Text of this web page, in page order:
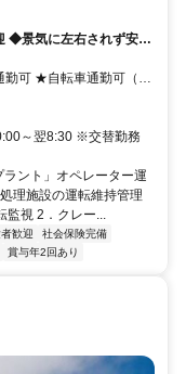
◆景気に左右されず安定
可 ★自転車通勤可（駐
る
～翌8:30 ※交替勤務
ント」オペレーター運
理施設の運転維持管理
視 2．クレー...
歓迎
社会保険完備
賞与年2回あり